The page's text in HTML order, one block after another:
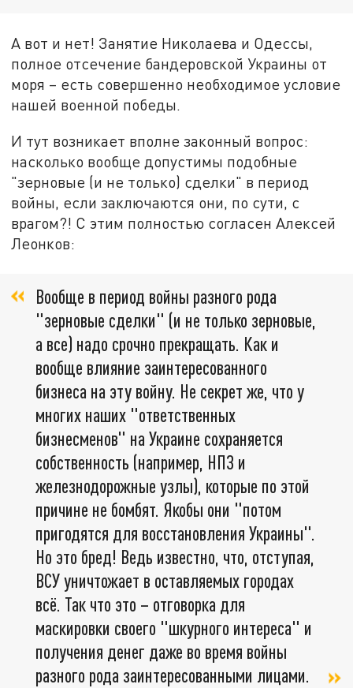
А вот и нет! Занятие Николаева и Одессы,
полное отсечение бандеровской Украины от
моря – есть совершенно необходимое условие
нашей военной победы.
И тут возникает вполне законный вопрос:
насколько вообще допустимы подобные
"зерновые (и не только) сделки" в период
войны, если заключаются они, по сути, с
врагом?! С этим полностью согласен Алексей
Леонков:
Вообще в период войны разного рода
"зерновые сделки" (и не только зерновые,
а все) надо срочно прекращать. Как и
вообще влияние заинтересованного
бизнеса на эту войну. Не секрет же, что у
многих наших "ответственных
бизнесменов" на Украине сохраняется
собственность (например, НПЗ и
железнодорожные узлы), которые по этой
причине не бомбят. Якобы они "потом
пригодятся для восстановления Украины".
Но это бред! Ведь известно, что, отступая,
ВСУ уничтожает в оставляемых городах
всё. Так что это – отговорка для
маскировки своего "шкурного интереса" и
получения денег даже во время войны
разного рода заинтересованными лицами.